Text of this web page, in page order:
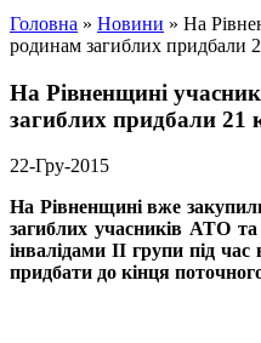
Головна » Новини » На
родинам загиблих придбали
На Рівненщині
загиблих придбали 21
22-Гру-2015
На Рівненщині вже
загиблих учасників АТО та
інвалідами ІІ групи під
придбати до кінця